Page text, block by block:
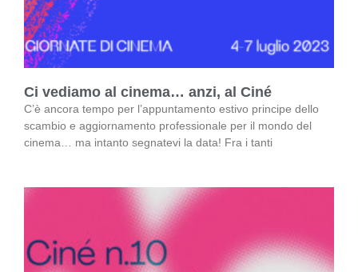
Ci vediamo al cinema… anzi, al Ciné
C’è ancora tempo per l’appuntamento estivo principe dello
scambio e aggiornamento professionale per il mondo del
cinema… ma intanto segnatevi la data! Fra i tanti